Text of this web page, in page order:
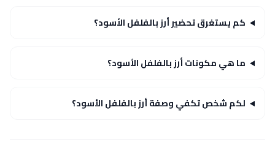
كم يستغرق تحضير أرز بالفلفل الأسود؟
ما هي مكونات أرز بالفلفل الأسود؟
لكم شخص تكفي وصفة أرز بالفلفل الأسود؟